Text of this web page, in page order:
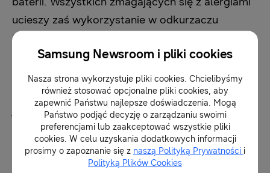
ucieszy zaś wykorzystanie w odkurzaczu
Samsung Jet™ wielowarstwowego systemu
filtracji HEPA**, który wyłapuje do 99,999%***
mikrocząsteczek pyłów i alergenów, , dzięki
czemu wydmuchiwane na zewnątrz powietrze
jest czyste. Odkurzacz został wyposażony w
dwie główne szczotki Turbo oraz Soft Action.
Pierwsza z nich przeznaczona jest do dywanów,
z kolei druga została wyposażona w
Samsung Newsroom i pliki cookies
Nasza strona wykorzystuje pliki cookies. Chcielibyśmy
również stosować opcjonalne pliki cookies, aby
zapewnić Państwu najlepsze doświadczenia. Mogą
Państwo podjąć decyzję o zarządzaniu swoimi
preferencjami lub zaakceptować wszystkie pliki
cookies. W celu uzyskania dodatkowych informacji
prosimy o zapoznanie się z naszą Polityką Prywatności i
Polityką Plików Cookies